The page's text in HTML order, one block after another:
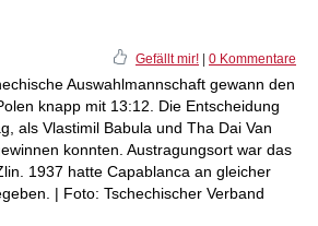
Gefällt mir! 0 Kommentare
Auswahlmannschaft gewann den
knapp mit 13:12. Die Entscheidung
als Vlastimil Babula und Tha Dai Van
konnten. Austragungsort war das
1937 hatte Capablanca an gleicher
| Foto: Tschechischer Verband